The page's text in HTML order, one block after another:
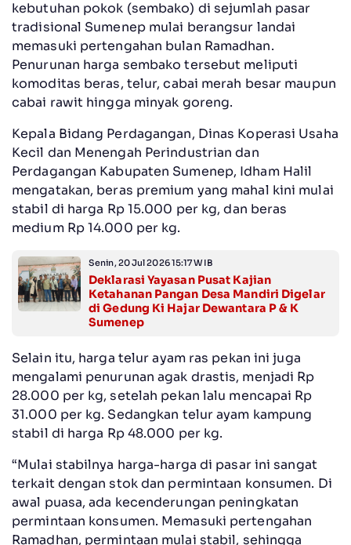
kebutuhan pokok (sembako) di sejumlah pasar
tradisional Sumenep mulai berangsur landai
memasuki pertengahan bulan Ramadhan.
Penurunan harga sembako tersebut meliputi
komoditas beras, telur, cabai merah besar maupun
cabai rawit hingga minyak goreng.
Kepala Bidang Perdagangan, Dinas Koperasi Usaha
Kecil dan Menengah Perindustrian dan
Perdagangan Kabupaten Sumenep, Idham Halil
mengatakan, beras premium yang mahal kini mulai
stabil di harga Rp 15.000 per kg, dan beras
medium Rp 14.000 per kg.
Senin, 20 Jul 2026 15:17 WIB
Deklarasi Yayasan Pusat Kajian
Ketahanan Pangan Desa Mandiri Digelar
di Gedung Ki Hajar Dewantara P & K
Sumenep
Selain itu, harga telur ayam ras pekan ini juga
mengalami penurunan agak drastis, menjadi Rp
28.000 per kg, setelah pekan lalu mencapai Rp
31.000 per kg. Sedangkan telur ayam kampung
stabil di harga Rp 48.000 per kg.
“Mulai stabilnya harga-harga di pasar ini sangat
terkait dengan stok dan permintaan konsumen. Di
awal puasa, ada kecenderungan peningkatan
permintaan konsumen. Memasuki pertengahan
Ramadhan, permintaan mulai stabil, sehingga